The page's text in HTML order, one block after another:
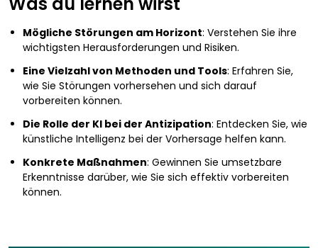
Mögliche Störungen am Horizont: Verstehen Sie ihre
wichtigsten Herausforderungen und Risiken.
Eine Vielzahl von Methoden und Tools: Erfahren Sie,
wie Sie Störungen vorhersehen und sich darauf
vorbereiten können.
Die Rolle der KI bei der Antizipation: Entdecken Sie, wie
künstliche Intelligenz bei der Vorhersage helfen kann.
Konkrete Maßnahmen: Gewinnen Sie umsetzbare
Erkenntnisse darüber, wie Sie sich effektiv vorbereiten
können.